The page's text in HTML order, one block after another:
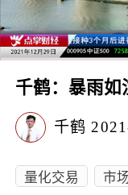
千鹤：暴雨如
千鹤
量化交易 市